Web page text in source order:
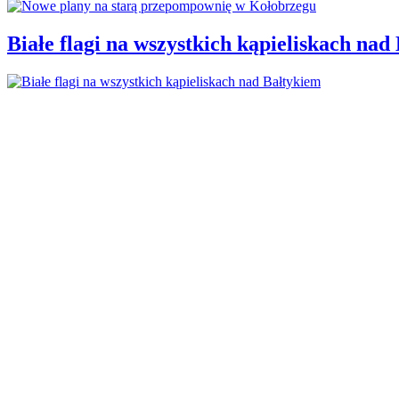
Białe flagi na wszystkich kąpieliskach nad